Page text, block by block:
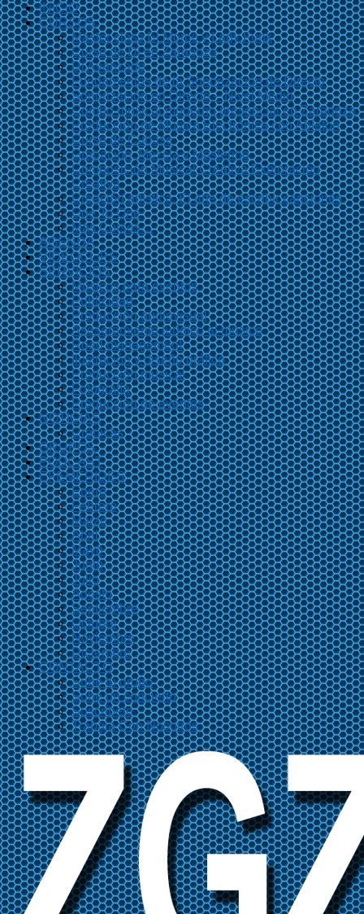
INICIO
CURSOS
Master class El Momo y Lady Funk
Curso de Dj en Zaragoza
Dj Avanzado
Fundamentos de la Sonorización de Directo
Sonorización en Directo – Nivel Medio
Combo musical moderno presencial en Zaragoza
Producción de Música Electrónica con Ableton
Curso de Cubase
Grabación, Mezcla y Mastering
Composición Musical Creativa Exploración
Creativa
Creación artística. El arte de escribir canciones
One To One
Más Cursos…
AGENDA
VIDEOCLIPS
SERVICIOS
Músicos para eventos
Publicidad
Producción audiovisual
Asesoramiento jurídico al músico
Road management
Ilustración y diseño gráfico
Producción musical
Fotografía
Producción de eventos
NOTICIAS
Crónicas
GRUPOS
PODCAST
EFEMÉRIDES
Enero
Febrero
Marzo
Abril
Mayo
Junio
Julio
Agosto
Septiembre
Octubre
Noviembre
Diciembre
CONTACTO
Sube tu grupo
Sube un concierto
Suscríbete
Trabaja Con Nosotros